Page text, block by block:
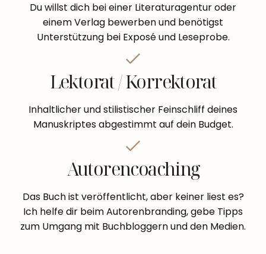
Du willst dich bei einer Literaturagentur oder
einem Verlag bewerben und benötigst
Unterstützung bei Exposé und Leseprobe.
Lektorat / Korrektorat
Inhaltlicher und stilistischer Feinschliff deines
Manuskriptes abgestimmt auf dein Budget.
Autorencoaching
Das Buch ist veröffentlicht, aber keiner liest es?
Ich helfe dir beim Autorenbranding, gebe Tipps
zum Umgang mit Buchbloggern und den Medien.